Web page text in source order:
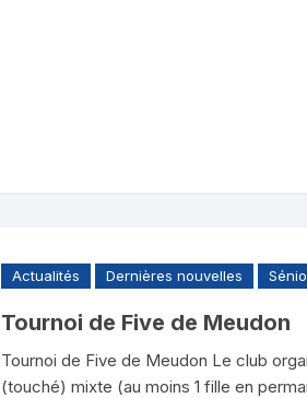
Actualités Dernières nouvelles
Tournoi de Five de Meudon
Tournoi de Five de Meudon Le club
(touché) mixte (au moins 1 fille en